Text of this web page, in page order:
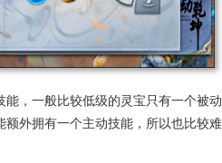
，一般比较低级的灵宝只有一个被动
外拥有一个主动技能，所以也比较难